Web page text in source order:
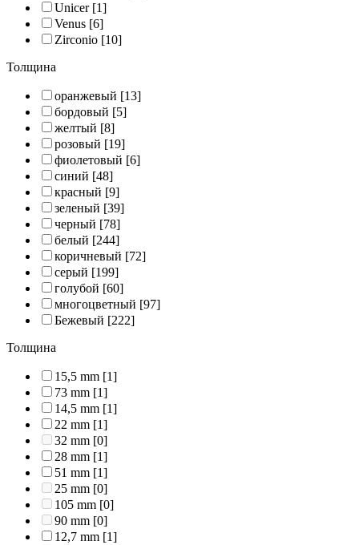
Unicer[1]
Venus [6]
Zirconio [10]
Толщина
оранжевый [13]
бордовый [5]
желтый [8]
розовый [19]
фиолетовый [6]
синий [48]
красный [9]
зеленый [39]
черный [78]
белый [244]
коричневый [72]
серый [199]
голубой [60]
многоцветный [97]
Бежевый [222]
Толщина
15,5 mm [1]
73 mm [1]
14,5 mm [1]
22 mm [1]
32 mm [0]
28 mm [1]
51 mm [1]
25 mm [0]
105 mm [0]
90 mm [0]
12,7 mm [1]